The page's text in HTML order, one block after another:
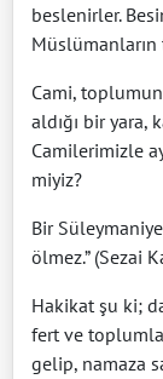
beslenirler.
Cami,
aldığı bir yara,
Camilerimizle
miyiz?
Bir
ölmez.” (Sezai
Hakikat şu ki;
fert ve
gelip, namaza